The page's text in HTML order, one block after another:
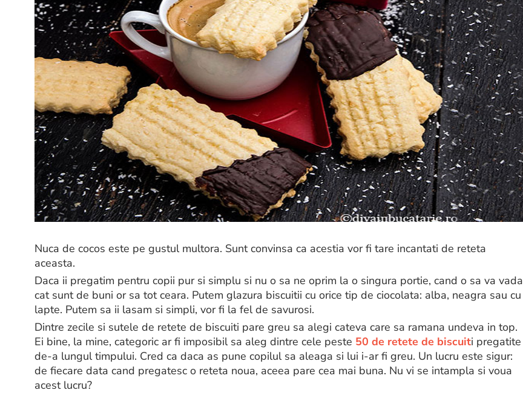
Nuca de cocos este pe gustul multora. Sunt convinsa ca acestia vor fi tare incantati de reteta
aceasta.
Daca ii pregatim pentru copii pur si simplu si nu o sa ne oprim la o singura portie, cand o sa va vada
cat sunt de buni or sa tot ceara. Putem glazura biscuitii cu orice tip de ciocolata: alba, neagra sau cu
lapte. Putem sa ii lasam si simpli, vor fi la fel de savurosi.
Dintre zecile si sutele de retete de biscuiti pare greu sa alegi cateva care sa ramana undeva in top.
Ei bine, la mine, categoric ar fi imposibil sa aleg dintre cele peste 50 de retete de biscuiti pregatite
de-a lungul timpului. Cred ca daca as pune copilul sa aleaga si lui i-ar fi greu. Un lucru este sigur:
de fiecare data cand pregatesc o reteta noua, aceea pare cea mai buna. Nu vi se intampla si voua
acest lucru?